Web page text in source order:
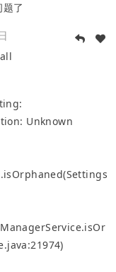
了
Unknown